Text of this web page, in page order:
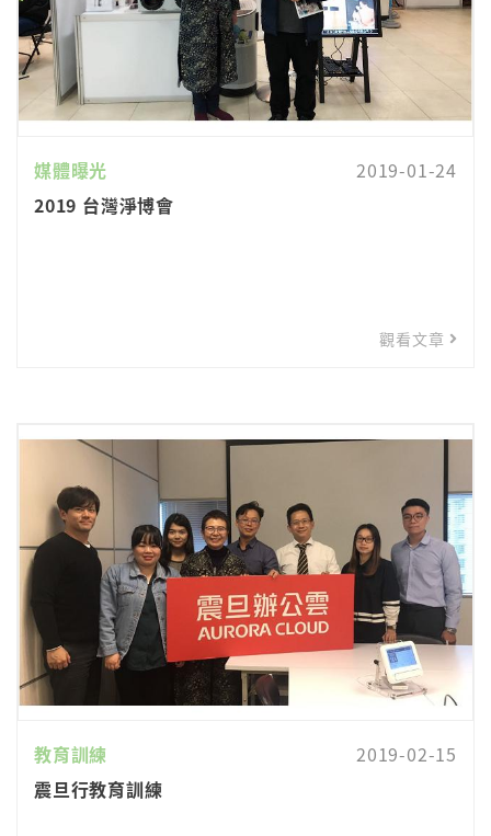
媒體曝光
2019-01-24
2019 台灣淨博會
觀看文章
教育訓練
2019-02-15
震旦行教育訓練